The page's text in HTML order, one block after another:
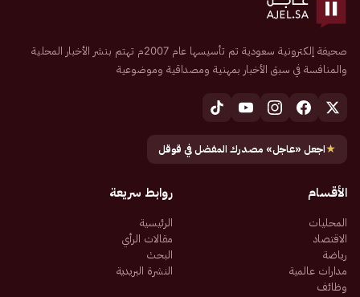
صحيفة إلكترونية سعودية تم تأسيسها عام 2007م تهتم بنشر الأخبار المحلية
والمنافسة في سبق الأخبار بمهنية ومصداقية وموضوعية
★اجعل «عاجل» مصدرك المفضل في قوقل
الأقسام
المحليات
الاقتصاد
رياضة
مدارات عالمية
وظائف
روابط سريعة
الرئيسية
مقالات الرأي
البحث
النشرة البريدية